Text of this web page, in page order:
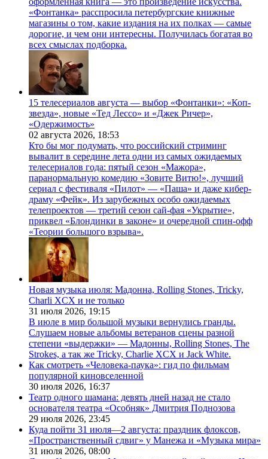
«Фонтанка» расспросила петербургские книжные
магазины о том, какие издания на их полках — самые
дорогие, и чем они интересны. Получилась богатая во
всех смыслах подборка.
15 телесериалов августа — выбор «Фонтанки»: «Коп-
звезда», новые «Тед Лессо» и «Джек Ричер»,
«Одержимость»
02 августа 2026, 18:53
Кто бы мог подумать, что российский стриминг
вывалит в середине лета одни из самых ожидаемых
телесериалов года: пятый сезон «Мажора»,
паранормальную комедию «Зовите Витю!», лучший
сериал с фестиваля «Пилот» — «Паша» и даже кибер-
драму «Фейк». Из зарубежных особо ожидаемых
телепроектов — третий сезон сай-фая «Укрытие»,
приквел «Блондинки в законе» и очередной спин-офф
«Теории большого взрыва».
Новая музыка июля: Мадонна, Rolling Stones, Tricky,
Charli XCX и не только
31 июля 2026, 19:15
В июле в мир большой музыки вернулись гранды.
Слушаем новые альбомы ветеранов сцены разной
степени «выдержки» — Мадонны, Rolling Stones, The
Strokes, а так же Tricky, Charlie XCX и Jack White.
Как смотреть «Человека-паука»: гид по фильмам
популярной киновселенной
30 июля 2026, 16:37
Театр одного шамана: девять дней назад не стало
основателя театра «Особняк» Дмитрия Поднозова
29 июля 2026, 23:45
Куда пойти 31 июля—2 августа: праздник флоксов,
«Пространственный сдвиг» у Манежа и «Музыка мира»
31 июля 2026, 08:00